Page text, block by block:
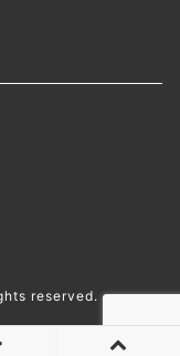
reserved.